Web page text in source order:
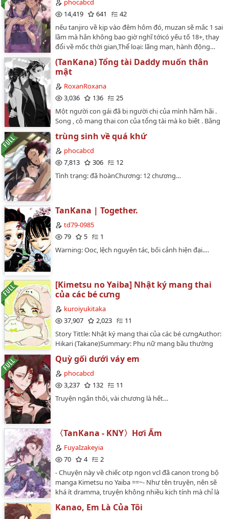
là nghiện cặp Tankan nên ở đây chỉ có nguyên về cặp
non mong các hảo hán chỉ giáo thêm. Hãy đọc và cảm
nhận nó nhé....Iu Các Bạn Vl....…
phocabcd
14,419
641
42
nếu tanjiro về kịp vào đêm hôm đó, muzan sẽ mắc 1 sai
lầm mà hắn không bao giờ nghĩ tớicó yếu tố 18+, thay
đổi về mốc thời gian,Thể loại: lãng mạn, hành động…
(TanKana) Tổng tài Daddy muốn thân
mật
RoxanRoxana
3,036
136
25
Một người con gái đã bị người chị của mình hãm hãi .
Song , cô mang thai con của tổng tài mà ko biết . Bằng
việc cùng nhau .Nhưng để biết rốt cuộc có duyên mà
vẫn có phận hay ko ? Hãy vào truyện và cùng tìm hiểu
nha…
trùng sinh về quá khứ
phocabcd
7,813
306
12
Tình trạng: đã hoànChương: 12 chương…
TanKana | Together.
td79-0985
79
5
1
Warning: Ooc, lệch nguyên tác, bối cảnh hiện đại.…
[Kimetsu no Yaiba] Nhật ký mang thai
của các bé cưng
kuroiyukitaka
37,907
2,023
11
Story Tittle: Nhật ký mang thai của các bé cưngAuthor:
Hikari (Takane)Summary: Phụ nữ mang bầu thường
ta thì sao?Hãy cùng xem cuốn nhật ký của các bé cưng
về những ngày vẫn còn ở trong bụng mẹ nhé ~…
Quỳ gối dưới váy em
phocabcd
3,237
132
11
Truyện ngắn thôi, vài chương là hết…
〈TanKana - KNY〉Hơi Ấm
FuyaIzakeyia
70
4
2
- Chuyện này về chiếc otp ngon vcl đã canon trong bộ
manga Kimetsu no Yaiba ==~- Như tên truyện, nên sẽ
khá ít dramma, truyện không nhiều kịch tính mà chỉ là
một chút tình cảm tớ dành riêng cho chiếc otp đáng iu
này💞…
Kanao, Em Là Của Tôi